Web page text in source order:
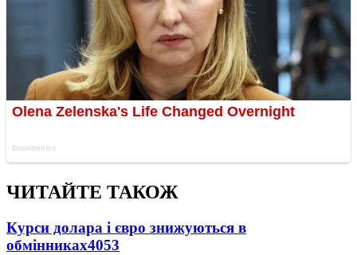
ЧИТАЙТЕ ТАКОЖ
Курси долара і євро знижуються в
обмінниках4053